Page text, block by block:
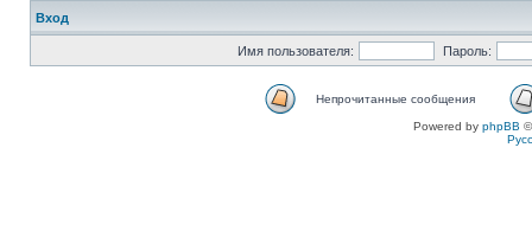
Вход
Имя пользователя: Пароль:
Непрочитанные сообщения
Powered by phpBB